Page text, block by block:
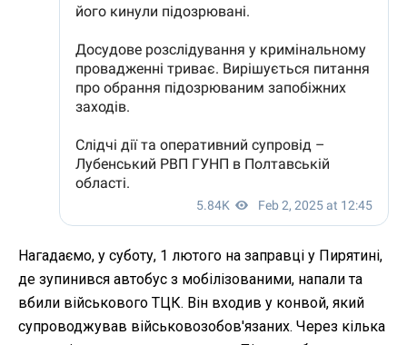
Нагадаємо, у суботу, 1 лютого на заправці у Пирятині,
де зупинився автобус з мобілізованими, напали та
вбили військового ТЦК. Він входив у конвой, який
супроводжував військовозобов'язаних. Через кілька